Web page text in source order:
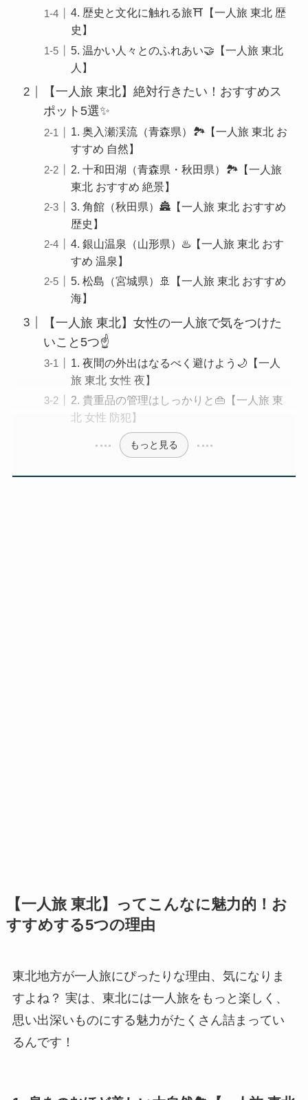
4. 歴史と文化に触れる旅⛩️【一人旅 東北 歴
史】
5. 温かい人々とのふれあい🤝【一人旅 東北
人】
【一人旅 東北】絶対行きたい！おすすめス
ポット5選✨
1. 奥入瀬渓流（青森県）🏞️【一人旅 東北 お
すすめ 自然】
2. 十和田湖（青森県・秋田県）🏞️【一人旅
東北 おすすめ 絶景】
3. 角館（秋田県）🏯【一人旅 東北 おすすめ
歴史】
4. 銀山温泉（山形県）♨️【一人旅 東北 おす
すめ 温泉】
5. 松島（宮城県）🚢【一人旅 東北 おすすめ
海】
【一人旅 東北】女性の一人旅で気をつけた
いこと5つ☝️
1. 夜間の外出はなるべく避けよう🌙【一人
旅 東北 女性 夜】
2. 貴重品の管理はしっかりと👜【一人旅 東
北 女性 防犯】
もっと見る
【一人旅 東北】ってこんなに魅力的！お
すすめする5つの理由
東北地方が一人旅にぴったりな理由、気になりま
すよね？ 実は、東北には一人旅をもっと楽しく、
思い出深いものにする魅力がたくさん詰まってい
るんです！